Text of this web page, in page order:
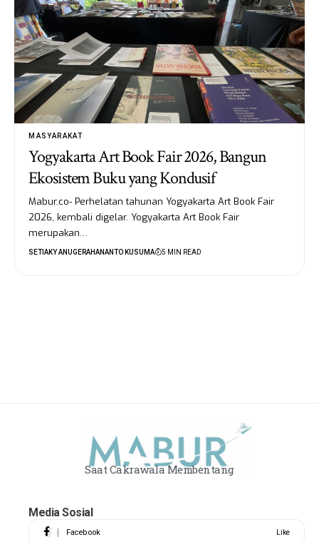
MASYARAKAT
Yogyakarta Art Book Fair 2026, Bangun
Ekosistem Buku yang Kondusif
Mabur.co- Perhelatan tahunan Yogyakarta Art Book Fair
2026, kembali digelar. Yogyakarta Art Book Fair
merupakan…
SETIAKY ANUGERAHANANTO KUSUMA 5 MIN READ
Saat Cakrawala Membentang
Media Sosial
Facebook Like